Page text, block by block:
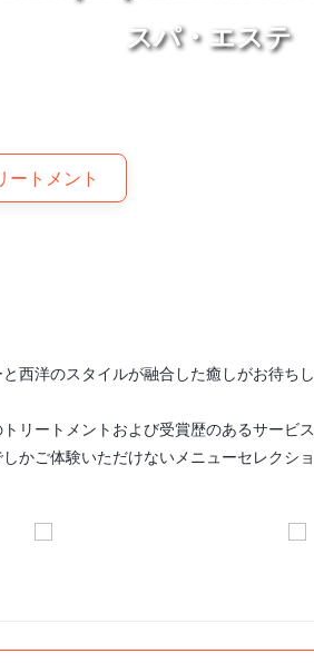
スパ・エステ
ートメント
西洋のスタイルが融合した癒しがお待ちし
リートメントおよび受賞歴のあるサービ
ご体験いただけないメニューセレクシ